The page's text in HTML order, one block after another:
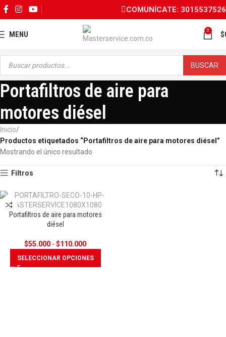
COMUNÍCATE: 3015537526
MENU 0 $
BUSCAR
Portafiltros de aire para
motores diésel
Inicio
Productos etiquetados “Portafiltros de aire para motores diésel”
Mostrando el único resultado
Filtros
Portafiltros de aire para motores
diésel
$55.000 - $110.000
SELECCIONAR OPCIONES